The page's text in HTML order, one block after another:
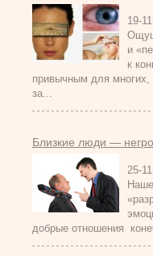
19-
и
к
привычным для многих,
за...
Близкие люди —
25-
добрые отношения